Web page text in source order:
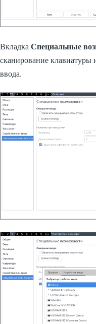
Вкладка Специальные
сканирование клавиатуры
ввода.